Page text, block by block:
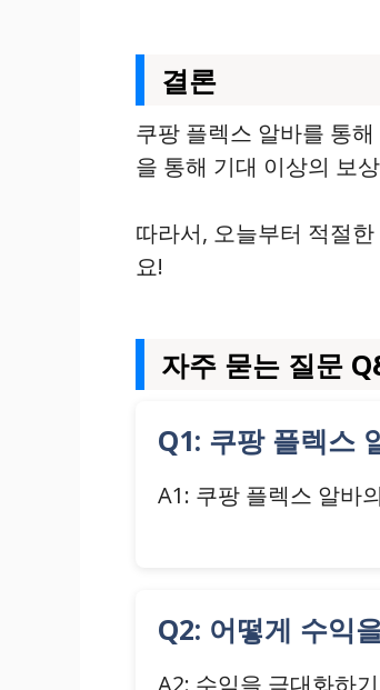
결론
쿠팡 플렉스 알바를 통
을 통해 기대 이상의 보
따라서, 오늘부터 적절
요!
자주 묻는 질문
Q1: 쿠팡 플렉스
A1: 쿠팡 플렉스 알바
Q2: 어떻게 수익
A2: 수익을 극대화하